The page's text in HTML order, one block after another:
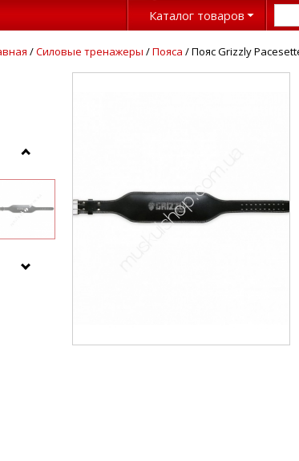
Каталог товаров
/Силовые тренажеры /Пояса / Пояс Grizzly